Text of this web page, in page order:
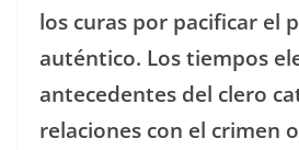
los curas por pacificar el
auténtico. Los tiempos
antecedentes del clero
relaciones con el crimen